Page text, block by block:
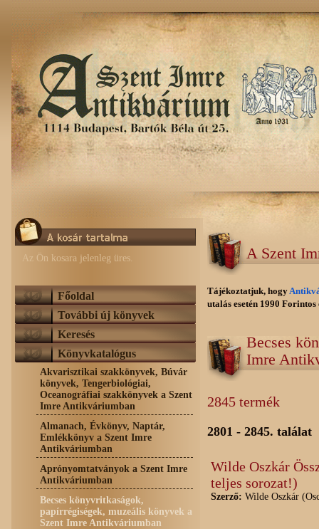
Az Ön kosara jelenleg üres.
Főoldal
További új könyvek
Keresés
Könyvkatalógus
Akvarisztikai szakkönyvek, Búvár
könyvek, Tengerbiológiai,
Oceanográfiai szakkönyvek a Szent
Imre Antikváriumban
Almanach, Évkönyv, Naptár,
Emlékkönyv a Szent Imre
Antikváriumban
Aprónyomtatványok a Szent Imre
Antikváriumban
Becses könyvritkaságok,
papírrégiségek, muzeális könyvek a
Szent Imre Antikváriumban
A Szent
Tájékoztatjuk, hogy
utalás esetén 1990
Becses
Imre
2845 termék
2801 - 2845. találat
Wilde Oszkár
teljes sorozat!)
Szerző: Wilde Oszkár